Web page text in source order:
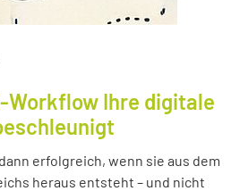
Workflow Ihre digitale
erfolgreich, wenn sie aus dem
heraus entsteht – und nicht